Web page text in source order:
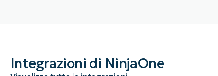
Integrazioni di NinjaOne